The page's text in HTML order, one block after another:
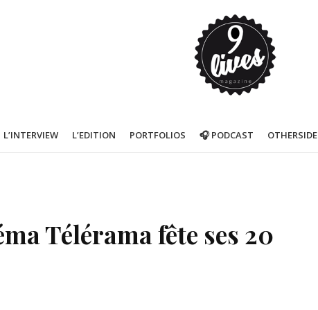
L’INTERVIEW L’EDITION PORTFOLIOS 🎧 PODCAST OTHERSIDE
Télérama fête ses 20